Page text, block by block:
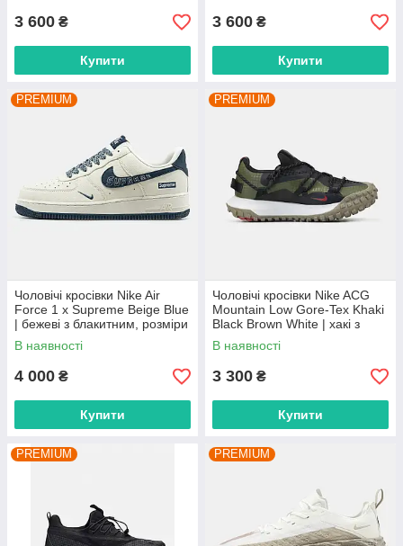
3 600 ₴
Купити
3 600 ₴
Купити
PREMIUM
Чоловічі кросівки Nike Air
Force 1 x Supreme Beige Blue
| бежеві з блакитним, розміри
41–45
В наявності
4 000 ₴
Купити
PREMIUM
Чоловічі кросівки Nike ACG
Mountain Low Gore-Tex Khaki
Black Brown White | хакі з
чорним та коричневим,
розміри 41–45
В наявності
3 300 ₴
Купити
PREMIUM PREMIUM